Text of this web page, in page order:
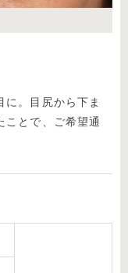
に。目尻から下ま
ことで、ご希望通